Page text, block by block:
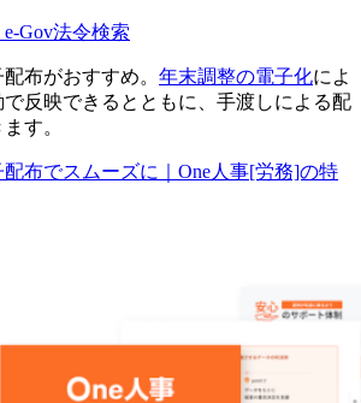
e-Gov法令検索
布がおすすめ。 年末調整の電子化によ
で反映できるとともに、手渡しによる配
す。
布でスムーズに｜One人事[労務]の特